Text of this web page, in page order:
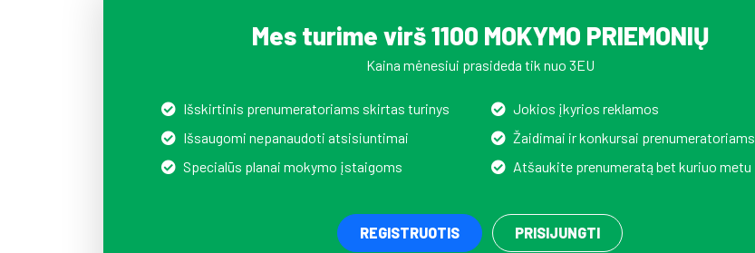
Mes turime virš 1100 MOKYMO PRIEMONIŲ
Kaina mėnesiui prasideda tik nuo 3EU
Išskirtinis prenumeratoriams skirtas turinys
Išsaugomi nepanaudoti atsisiuntimai
Specialūs planai mokymo įstaigoms
Jokios įkyrios reklamos
Žaidimai ir konkursai prenumeratoriams
Atšaukite prenumeratą bet kuriuo metu
REGISTRUOTIS PRISIJUNGTI